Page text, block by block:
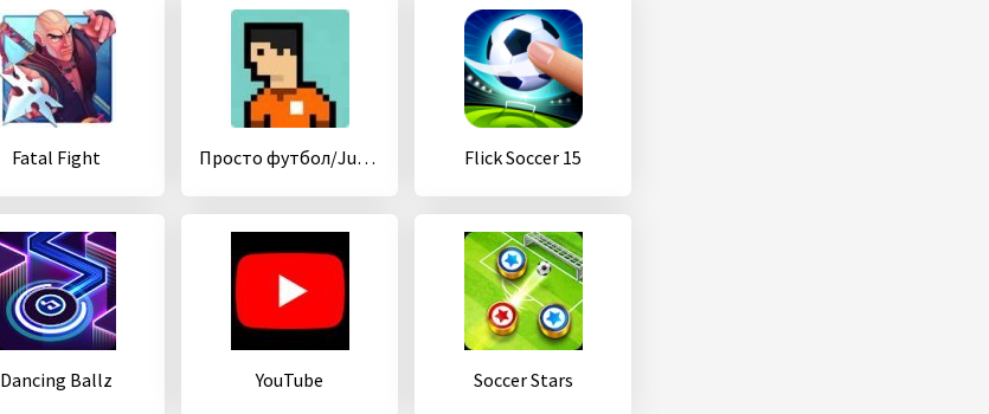
Fatal Fight Просто футбол/Just Soccer Flick Soccer 15
Dancing Ballz YouTube Soccer Stars